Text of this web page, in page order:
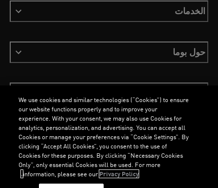
الخدمات
حول بوما
ملفات تعريف الارتباطسياسة الخصوصيةImprint
العربية
We use cookies and similar technologies (“Cookies”) to ensure
our website functions properly and to improve your
experience. With your consent, we may also use Cookies for
analytics, personalization, and advertising. You can accept all
Cookies or manage your preferences via “Cookie Settings”. By
clicking “Accept All Cookies”, you consent to the use of
Cookies for these purposes. By clicking “Necessary Cookies
Only”, only essential Cookies will be used. For more
information, please see ourPrivacy Policy.